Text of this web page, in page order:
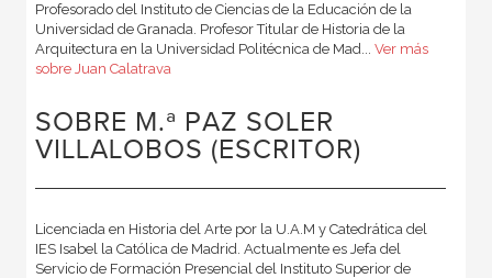
Profesorado del Instituto de Ciencias de la Educación de la
Universidad de Granada. Profesor Titular de Historia de la
Arquitectura en la Universidad Politécnica de Mad... Ver más
sobre Juan Calatrava
SOBRE M.ª PAZ SOLER
VILLALOBOS (ESCRITOR)
Licenciada en Historia del Arte por la U.A.M y Catedrática del
IES Isabel la Católica de Madrid. Actualmente es Jefa del
Servicio de Formación Presencial del Instituto Superior de